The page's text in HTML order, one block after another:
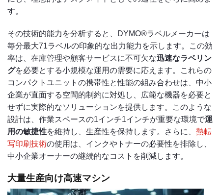
す。
その技術的能力を分析すると、DYMO®ラベルメーカーは
毎分最大71ラベルの印象的な出力能力を示します。この効
率は、在庫管理や顧客サービスに不可欠な迅速なラベリン
グを必要とする小規模な運用の需要に応えます。これらの
コンパクトユニットの携帯性と性能の組み合わせは、中小
企業が直面する空間的制約に対処し、広範な機器を必要と
せずに実際的なソリューションを提供します。このような
設計は、作業スペースの1インチ1インチが重要な環境で運
用の敏捷性を維持し、生産性を保持します。さらに、 熱転
写印刷技術の使用は、インクやトナーの必要性を排除し、
中小企業オーナーの継続的なコストを削減します。
大量生産向け高速マシン